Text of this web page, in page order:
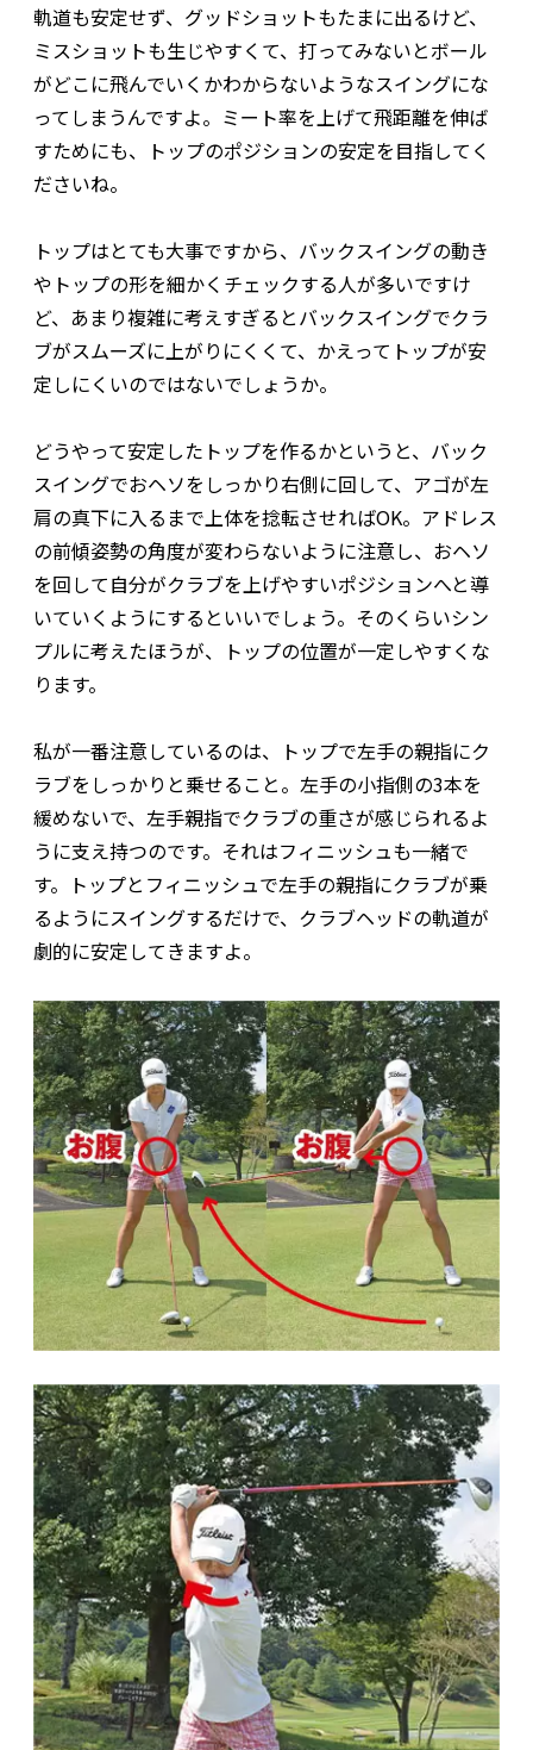
軌道も安定せず、グッドショットもたまに出るけど、
ミスショットも生じやすくて、打ってみないとボール
がどこに飛んでいくかわからないようなスイングにな
ってしまうんですよ。ミート率を上げて飛距離を伸ば
すためにも、トップのポジションの安定を目指してく
ださいね。
トップはとても大事ですから、バックスイングの動き
やトップの形を細かくチェックする人が多いですけ
ど、あまり複雑に考えすぎるとバックスイングでクラ
ブがスムーズに上がりにくくて、かえってトップが安
定しにくいのではないでしょうか。
どうやって安定したトップを作るかというと、バック
スイングでおヘソをしっかり右側に回して、アゴが左
肩の真下に入るまで上体を捻転させればOK。アドレス
の前傾姿勢の角度が変わらないように注意し、おヘソ
を回して自分がクラブを上げやすいポジションへと導
いていくようにするといいでしょう。そのくらいシン
プルに考えたほうが、トップの位置が一定しやすくな
ります。
私が一番注意しているのは、トップで左手の親指にク
ラブをしっかりと乗せること。左手の小指側の3本を
緩めないで、左手親指でクラブの重さが感じられるよ
うに支え持つのです。それはフィニッシュも一緒で
す。トップとフィニッシュで左手の親指にクラブが乗
るようにスイングするだけで、クラブヘッドの軌道が
劇的に安定してきますよ。